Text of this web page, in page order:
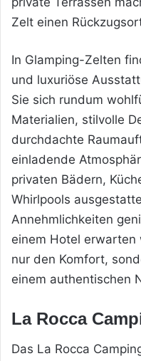
Zelt einen
In Glamping-Zelten
und luxuriöse
Sie sich rundum
Materialien, stilvolle
durchdachte
einladende
privaten Bädern,
Whirlpools
Annehmlichkeiten
einem Hotel
nur den Komfort,
einem authentischen
La Rocca
Das La Rocca